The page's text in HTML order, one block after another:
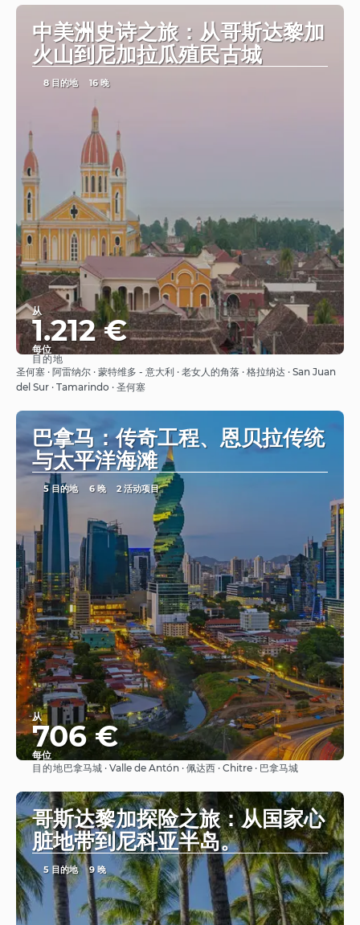
中美洲史诗之旅：从哥斯达黎加
火山到尼加拉瓜殖民古城
8 目的地 16 晚
从
1.212 €
每位
看到
目的地
圣何塞 · 阿雷纳尔 · 蒙特维多 - 意大利 · 老女人的角落 · 格拉纳达 · San Juan
del Sur · Tamarindo · 圣何塞
巴拿马：传奇工程、恩贝拉传统
与太平洋海滩
5 目的地 6 晚 2 活动项目
从
706 €
每位
看到
目的地巴拿马城 · Valle de Antón · 佩达西 · Chitre · 巴拿马城
哥斯达黎加探险之旅：从国家心
脏地带到尼科亚半岛。
5 目的地 9 晚